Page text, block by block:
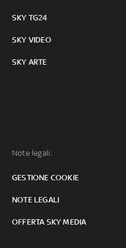
SKY TG24
SKY VIDEO
SKY ARTE
Note legali:
GESTIONE COOKIE
NOTE LEGALI
OFFERTA SKY MEDIA